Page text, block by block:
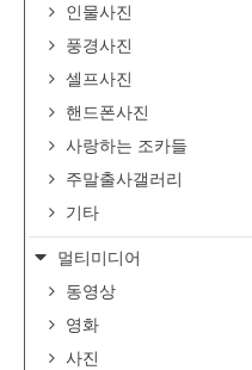
인물사진
풍경사진
셀프사진
핸드폰사진
사랑하는 조카들
주말출사갤러리
기타
멀티미디어
동영상
영화
사진